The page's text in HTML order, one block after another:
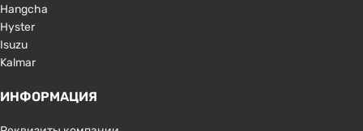
Hangcha
Hyster
Isuzu
Kalmar
ИНФОРМАЦИЯ